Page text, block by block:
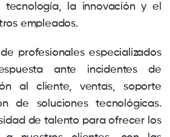
tecnología, la innovación y el
empleados.
profesionales especializados
ante incidentes de
al cliente, ventas, soporte
de soluciones tecnológicas.
de talento para ofrecer los